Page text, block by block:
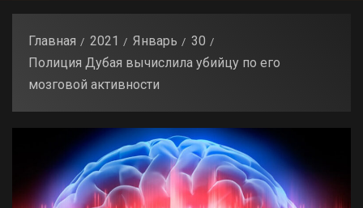
Главная 2021 Январь
30
Полиция Дубая вычислила убийцу по его
мозговой активности